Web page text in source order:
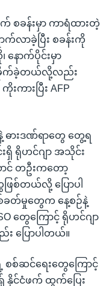
စခန်းမှာ ကာရံထားတဲ့
လာခဲ့ပြီး စခန်းကို
ာက်ပိုင်းမှာ
ခိုက်ခဲ့တယ်လို့လည်း
းကားပြီး AFP
ားဒဏ်ရာတွေ တွေ့ရ
ရိုဟင်ဂျာ အသိုင်း
င် တဦးကတော့
စ်တယ်လို့ ပြောပါ
ခတ်မှုတွေက နေ့စဉ်နဲ့
တွေကြောင့် ရိုဟင်ဂျာ
ပြောပါတယ်။
စစ်ဆင်ရေးတွေကြောင့်
နိုင်ငံဖက် ထွက်ပြေး